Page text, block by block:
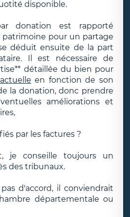
disponible.
donation est rapporté
patrimoine pour un partage
déduit ensuite de la part
Il est nécessaire de
détaillée du bien pour
actuelle en fonction de son
la donation, donc prendre
améliorations et
par les factures ?
je conseille toujours un
des tribunaux.
d'accord, il conviendrait
départementale ou